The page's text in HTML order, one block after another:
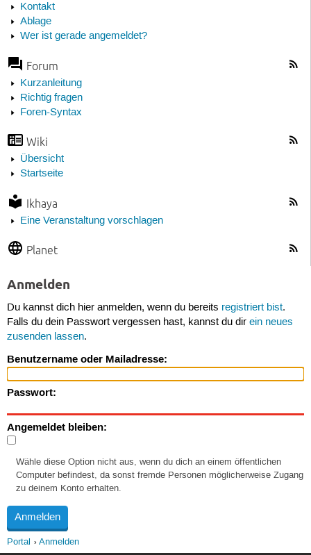
Kontakt
Ablage
Wer ist gerade angemeldet?
Forum
Kurzanleitung
Richtig fragen
Foren-Syntax
Wiki
Übersicht
Startseite
Ikhaya
Eine Veranstaltung vorschlagen
Planet
Anmelden
Du kannst dich hier anmelden, wenn du bereits registriert bist.
Falls du dein Passwort vergessen hast, kannst du dir ein neues
zusenden lassen.
Benutzername oder Mailadresse:
Passwort:
Angemeldet bleiben:
Wähle diese Option nicht aus, wenn du dich an einem öffentlichen
Computer befindest, da sonst fremde Personen möglicherweise Zugang
zu deinem Konto erhalten.
Portal Anmelden